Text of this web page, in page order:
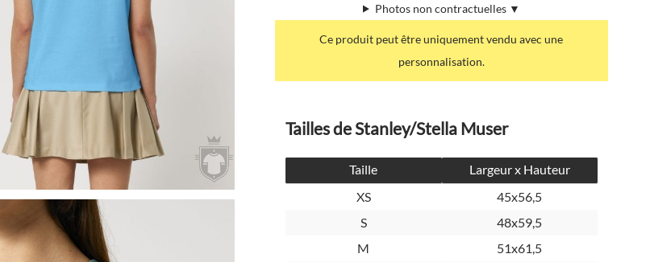
Photos non contractuelles ▼
Ce produit peut être uniquement vendu avec une
personnalisation.
Tailles de Stanley/Stella Muser
Taille
Largeur x Hauteur
XS
45x56,5
S
48x59,5
M
51x61,5